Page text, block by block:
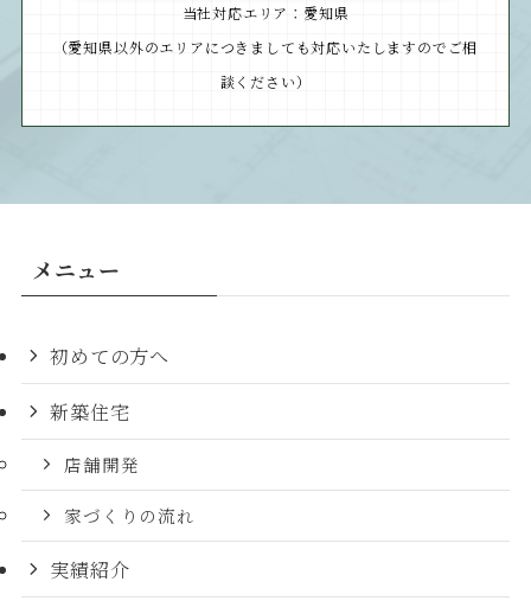
当社対応エリア：愛知県
（愛知県以外のエリアにつきましても対応いたしますのでご相
談ください）
メニュー
初めての方へ
新築住宅
店舗開発
家づくりの流れ
実績紹介